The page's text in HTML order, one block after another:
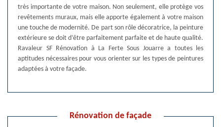
très importante de votre maison. Non seulement, elle protège vos
revêtements muraux, mais elle apporte également à votre maison
une touche de modernité. De part son rôle décoratrice, la peinture
extérieure se doit d’être parfaitement parfaite et de haute qualité.
Ravaleur SF Rénovation à La Ferte Sous Jouarre a toutes les
aptitudes nécessaires pour vous orienter sur les types de peintures
adaptées à votre façade.
Rénovation de façade